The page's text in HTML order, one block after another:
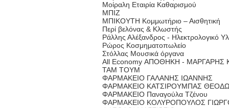
Μοίραλη Εταιρία Καθαρισμού
ΜΠΙΖ
ΜΠΙΚΟΥΤΗ Κομμωτήριο – Αισθητική
Περί βελόνας & Κλωστής
Ράλλης Αλέξανδρος - Ηλεκτρολογικό
Ρώρος Κοσμηματοπωλείο
Στόλλας Μουσικά όργανα
All Economy ΑΠΟΘΗΚΗ - ΜΑΡΓΑΡΗΣ
ΤΑΜ ΤΟΥΜ
ΦΑΡΜΑΚΕΙΟ ΓΑΛΑΝΗΣ ΙΩΑΝΝΗΣ
ΦΑΡΜΑΚΕΙΟ ΚΑΤΣΙΡΟΥΜΠΑΣ
ΦΑΡΜΑΚΕΙΟ Παναγούλα Τζένου
ΦΑΡΜΑΚΕΙΟ ΚΟΛΥΡΟΠΟΥΛΟΣ